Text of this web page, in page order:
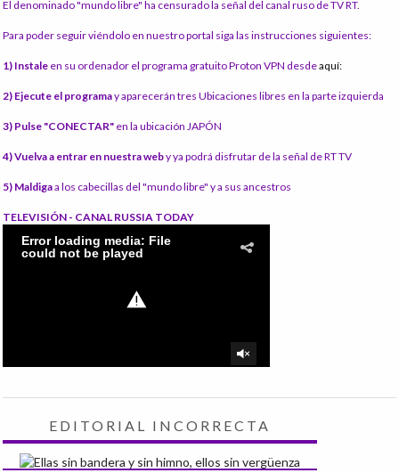
El denominado "mundo libre" ha censurado la señal del canal ruso de TV RT.
Para poder seguir viéndolo en nuestro portal siga las instrucciones siguientes:
1) Instale en su ordenador el programa gratuito Proton VPN desdeaquí:
2) Ejecute el programay aparecerán tres Ubicaciones libres en la parte izquierda
3) Pulse "CONECTAR" en la ubicación JAPÓN
4) Vuelva a entrar en nuestra weby ya podrá disfrutar de la señal de RT TV
5) Maldigaa los cabecillas del "mundo libre" y a sus ancestros
TELEVISIÓN - CANAL RUSSIA TODAY
EDITORIAL INCORRECTA